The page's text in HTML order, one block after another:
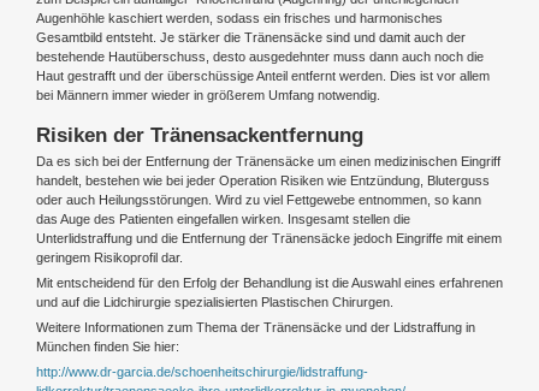
Augenhöhle kaschiert werden, sodass ein frisches und harmonisches
Gesamtbild entsteht. Je stärker die Tränensäcke sind und damit auch der
bestehende Hautüberschuss, desto ausgedehnter muss dann auch noch die
Haut gestrafft und der überschüssige Anteil entfernt werden. Dies ist vor allem
bei Männern immer wieder in größerem Umfang notwendig.
Risiken der Tränensackentfernung
Da es sich bei der Entfernung der Tränensäcke um einen medizinischen Eingriff
handelt, bestehen wie bei jeder Operation Risiken wie Entzündung, Bluterguss
oder auch Heilungsstörungen. Wird zu viel Fettgewebe entnommen, so kann
das Auge des Patienten eingefallen wirken. Insgesamt stellen die
Unterlidstraffung und die Entfernung der Tränensäcke jedoch Eingriffe mit einem
geringem Risikoprofil dar.
Mit entscheidend für den Erfolg der Behandlung ist die Auswahl eines erfahrenen
und auf die Lidchirurgie spezialisierten Plastischen Chirurgen.
Weitere Informationen zum Thema der Tränensäcke und der Lidstraffung in
München finden Sie hier:
http://www.dr-garcia.de/schoenheitschirurgie/lidstraffung-